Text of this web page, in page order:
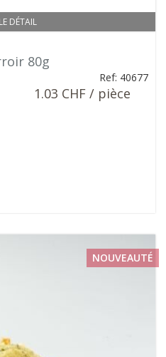
DÉTAIL
80g
Ref: 40677
1.03 CHF / pièce
NOUVEAUTÉ